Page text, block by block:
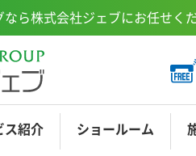
ら株式会社ジェブにお任せく
ス紹介 ショールーム